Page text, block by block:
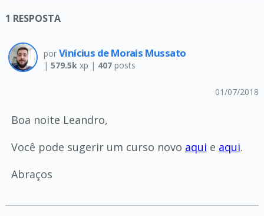
1 RESPOSTA
por Vinícius de Morais Mussato
| 579.5kxp | 407posts
01/07/2018
Boa noite Leandro,
Você pode sugerir um curso novo aqui e aqui.
Abraços